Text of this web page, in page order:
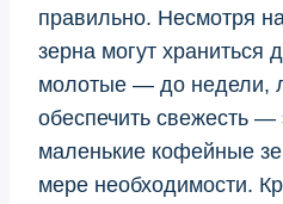
правильно. Несмотря
зерна могут храниться
молотые — до недели,
обеспечить свежесть —
маленькие кофейные
мере необходимости.